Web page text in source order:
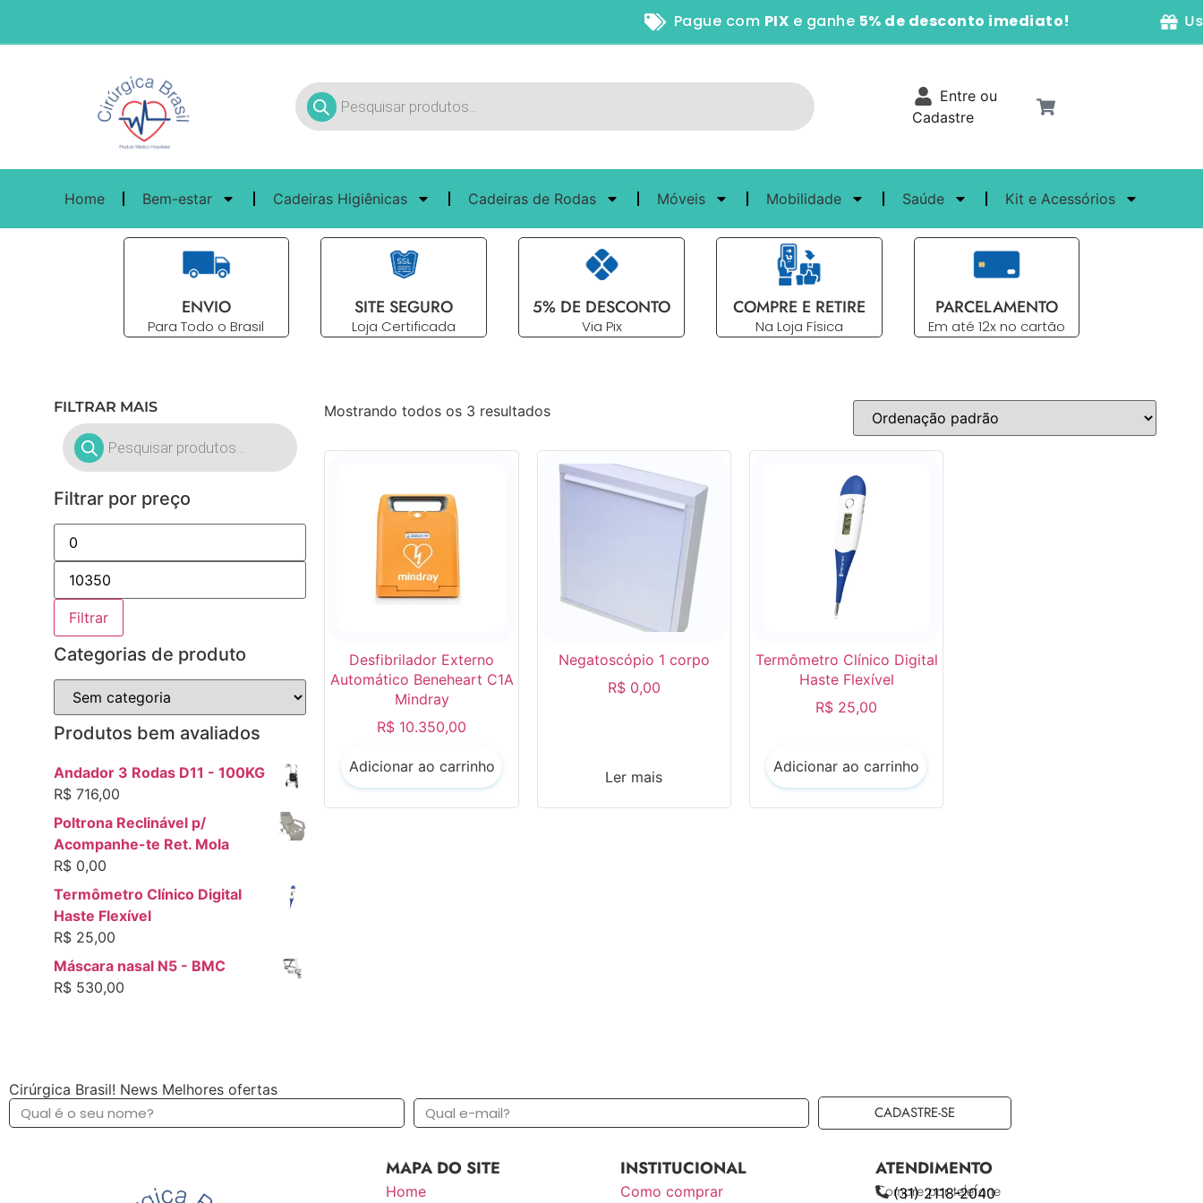
Pague comPIXe ganhe5% de desconto imediato! Use
Entre ou
Cadastre
Home Bem-estar Cadeiras Higiênicas Cadeiras de Rodas Móveis Mobilidade Saúde Kit e Acessórios
ENVIO
Para Todo o Brasil
SITE SEGURO
Loja Certificada
5% DE DESCONTO
Via Pix
COMPRE E RETIRE
Na Loja Física
PARCELAMENTO
Em até 12x no cartão
FILTRAR MAIS
Filtrar por preço
Filtrar
Categorias de produto
Produtos bem avaliados
Andador 3 Rodas D11 - 100KG
R$ 716,00
Poltrona Reclinável p/
Acompanhe-te Ret. Mola
R$ 0,00
Termômetro Clínico Digital
Haste Flexível
R$ 25,00
Máscara nasal N5 - BMC
R$ 530,00
Mostrando todos os 3 resultados
Desfibrilador Externo
Automático Beneheart C1A
Mindray
R$ 10.350,00
Adicionar ao carrinho
Negatoscópio 1 corpo
R$0,00
Ler mais
Termômetro Clínico Digital
Haste Flexível
R$ 25,00
Adicionar ao carrinho
Cirúrgica Brasil! News Melhores ofertas
CADASTRE-SE
MAPA DO SITE
Home
INSTITUCIONAL
Como comprar
ATENDIMENTO
Compre por telefone
(31) 2118-2040